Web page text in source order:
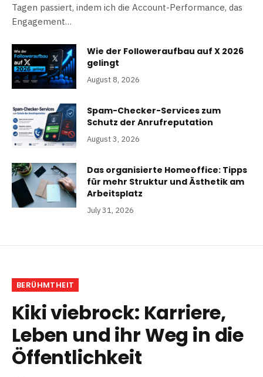
Tagen passiert, indem ich die Account-Performance, das
Engagement…
Wie der Followeraufbau auf X 2026
gelingt
August 8, 2026
Spam-Checker-Services zum
Schutz der Anrufreputation
August 3, 2026
Das organisierte Homeoffice: Tipps
für mehr Struktur und Ästhetik am
Arbeitsplatz
July 31, 2026
BERÜHMTHEIT
Kiki viebrock: Karriere,
Leben und ihr Weg in die
Öffentlichkeit